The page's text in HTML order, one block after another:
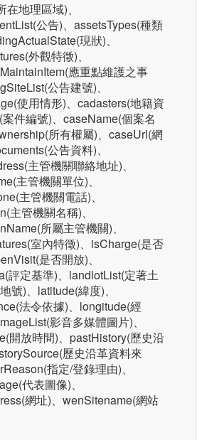
地理區域)、
公告)、assetsTypes(種類
現狀)、
外觀特徵)、
應重點維護之事
公告建號)、
使用情形)、cadasters(地籍資
件編號)、caseName(個案名
所有權屬)、caseUrl(網
公告資料)、
主管機關聯絡地址)、
主管機關單位)、
主管機關電話)、
主管機關名稱)、
所屬主管機關)、
室內特徵)、isCharge(是否
是否開放)、
評定基準)、landlotList(定著土
號)、latitude(緯度)、
法令依據)、longitude(經
影音多媒體圖片)、
開放時間)、pastHistory(歷史沿
歷史沿革資料來
指定/登錄理由)、
代表圖像)、
網址)、wenSitename(網站